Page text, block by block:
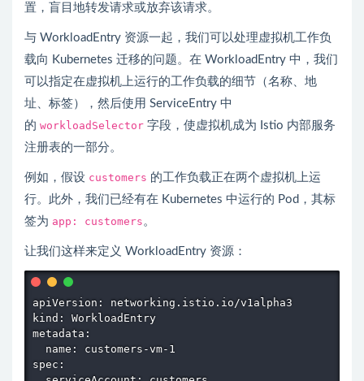
置，盲目地转发请求或放弃该请求。
与 WorkloadEntry 资源一起，我们可以处理虚拟机工作负
载向 Kubernetes 迁移的问题。在 WorkloadEntry 中，我们
可以指定在虚拟机上运行的工作负载的细节（名称、地
址、标签），然后使用 ServiceEntry 中
的 workloadSelector 字段，使虚拟机成为 Istio 内部服务
注册表的一部分。
例如，假设 customers 的工作负载正在两个虚拟机上运
行。此外，我们已经有在 Kubernetes 中运行的 Pod，其标
签为 app: customers 。
让我们这样来定义 WorkloadEntry 资源：
apiVersion: networking.istio.io/v1alpha3
kind: WorkloadEntry
metadata:
  name: customers-vm-1
spec: